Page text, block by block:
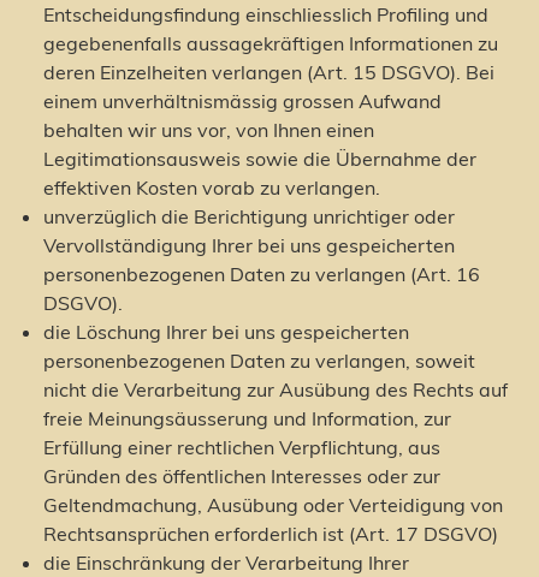
Entscheidungsfindung einschliesslich Profiling und
gegebenenfalls aussagekräftigen Informationen zu
deren Einzelheiten verlangen (Art. 15 DSGVO). Bei
einem unverhältnismässig grossen Aufwand
behalten wir uns vor, von Ihnen einen
Legitimationsausweis sowie die Übernahme der
effektiven Kosten vorab zu verlangen.
unverzüglich die Berichtigung unrichtiger oder
Vervollständigung Ihrer bei uns gespeicherten
personenbezogenen Daten zu verlangen (Art. 16
DSGVO).
die Löschung Ihrer bei uns gespeicherten
personenbezogenen Daten zu verlangen, soweit
nicht die Verarbeitung zur Ausübung des Rechts auf
freie Meinungsäusserung und Information, zur
Erfüllung einer rechtlichen Verpflichtung, aus
Gründen des öffentlichen Interesses oder zur
Geltendmachung, Ausübung oder Verteidigung von
Rechtsansprüchen erforderlich ist (Art. 17 DSGVO)
die Einschränkung der Verarbeitung Ihrer